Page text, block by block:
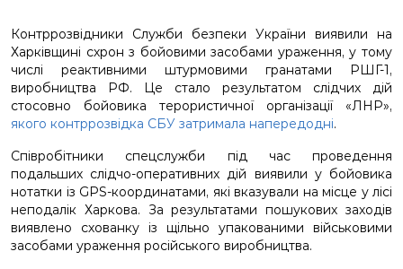
Контррозвідники Служби безпеки України виявили на
Харківщині схрон з бойовими засобами ураження, у тому
числі реактивними штурмовими гранатами РШГ-1,
виробництва РФ. Це стало результатом слідчих дій
стосовно бойовика терористичної організації «ЛНР»,
якого контррозвідка СБУ затримала напередодні.
Співробітники спецслужби під час проведення
подальших слідчо-оперативних дій виявили у бойовика
нотатки із GPS-координатами, які вказували на місце у лісі
неподалік Харкова. За результатами пошукових заходів
виявлено схованку із щільно упакованими військовими
засобами ураження російського виробництва.